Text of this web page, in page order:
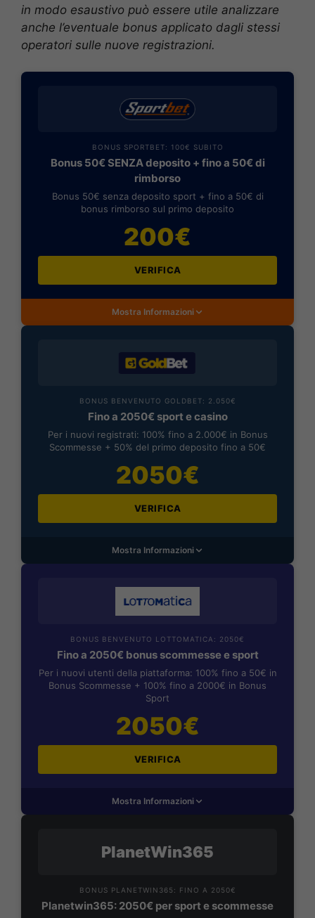
in modo esaustivo può essere utile analizzare
anche l’eventuale bonus applicato dagli stessi
operatori sulle nuove registrazioni.
BONUS SPORTBET: 100€ SUBITO
Bonus 50€ SENZA deposito + fino a 50€ di
rimborso
Bonus 50€ senza deposito sport + fino a 50€ di
bonus rimborso sul primo deposito
200€
VERIFICA
Mostra Informazioni
BONUS BENVENUTO GOLDBET: 2.050€
Fino a 2050€ sport e casino
Per i nuovi registrati: 100% fino a 2.000€ in Bonus
Scommesse + 50% del primo deposito fino a 50€
2050€
VERIFICA
Mostra Informazioni
BONUS BENVENUTO LOTTOMATICA: 2050€
Fino a 2050€ bonus scommesse e sport
Per i nuovi utenti della piattaforma: 100% fino a 50€ in
Bonus Scommesse + 100% fino a 2000€ in Bonus
Sport
2050€
VERIFICA
Mostra Informazioni
PlanetWin365
BONUS PLANETWIN365: FINO A 2050€
Planetwin365: 2050€ per sport e scommesse